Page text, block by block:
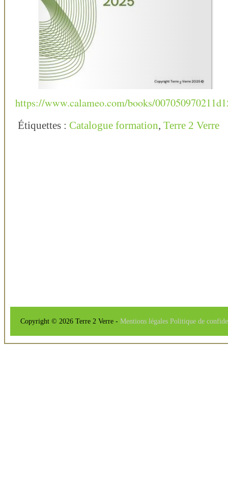
https://www.calameo.com/books/
Étiquettes : Catalogue formation, Terre 2 Verre
Copyright © 2026 Terre 2 Verre - Mentions légales Politique de